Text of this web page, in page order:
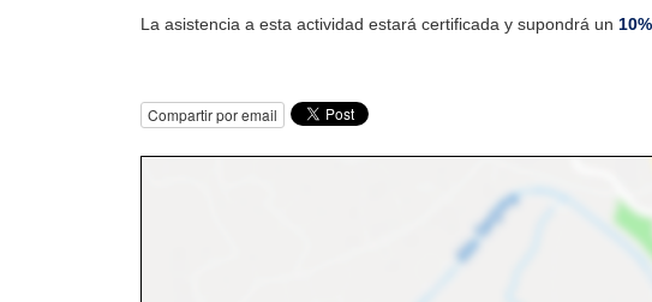
La asistencia a esta actividad estará certificada y supondrá un
Compartir por email